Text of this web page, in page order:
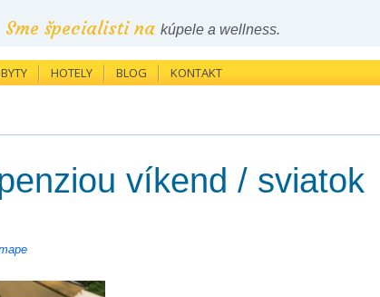
Sme špecialisti na kúpele a wellness.
HOTELY BLOG KONTAKT
víkend / sviatok